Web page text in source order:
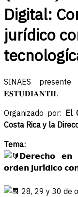
Digital:
jurídico
SINAES
𝐄𝐒𝐓𝐔𝐃𝐈𝐀𝐍𝐓𝐈𝐋
Organizado por: El
Costa Rica y la
Tema:
𝗗𝗲𝗿𝗲𝗰𝗵𝗼 𝗲𝗻
𝗼𝗿𝗱𝗲𝗻 𝗷𝘂𝗿𝗶́𝗱𝗶𝗰𝗼
28, 29 y 30 de